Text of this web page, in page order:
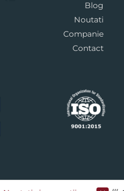
Blog
Noutati
Companie
Contact